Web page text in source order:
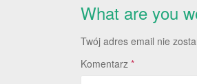
What are you
Twój adres email nie
Komentarz *